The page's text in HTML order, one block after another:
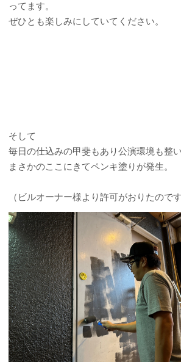
ってます。
ぜひとも楽しみにしていてください。
そして
毎日の仕込みの甲斐もあり公演環境も整
まさかのここにきてペンキ塗りが発生。
（ビルオーナー様より許可がおりたのです